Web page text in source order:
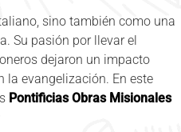
sino también como una
Su pasión por llevar el
dejaron un impacto
la evangelización. En este
Pontificias Obras Misionales